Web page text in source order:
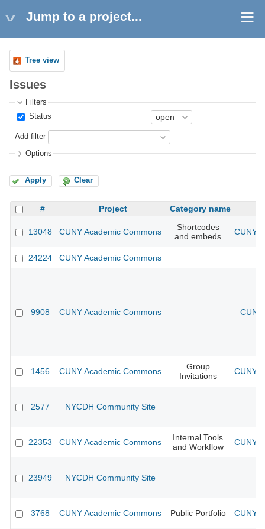
Jump to a project...
Tree view
Issues
Filters
Status
Add filter
Options
Apply Clear
# Project Category name
13048 CUNY Academic Commons
Shortcodes
and embeds
CUNY
24224 CUNY Academic Commons
9908 CUNY Academic Commons
1456 CUNY Academic Commons
Group
Invitations
CUNY
2577 NYCDH Community Site
22353 CUNY Academic Commons
Internal Tools
and Workflow
CUNY
23949 NYCDH Community Site
3768 CUNY Academic Commons Public Portfolio CUNY